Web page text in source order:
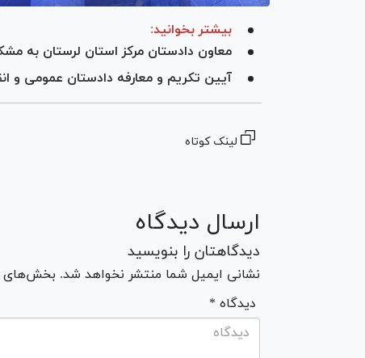
بیشتر بخوانید:
معاون دادستان مرکز استان لرستان به مشکلات ۷۰ زندانی
آیین تکریم و معارفه دادستان عمومی و
لینک کوتاه
ارسال دیدگاه
دیدگاهتان را بنویسید
نشانی ایمیل شما منتشر نخواهد شد. بخش‌های
* دیدگاه